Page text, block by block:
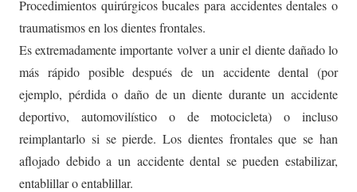
Procedimientos quirúrgicos bucales para accidentes dentales o
traumatismos en los dientes frontales.
Es extremadamente importante volver a unir el diente dañado lo
más rápido posible después de un accidente dental (por
ejemplo, pérdida o daño de un diente durante un accidente
deportivo, automovilístico o de motocicleta) o incluso
reimplantarlo si se pierde. Los dientes frontales que se han
aflojado debido a un accidente dental se pueden estabilizar,
entablillar o entablillar.